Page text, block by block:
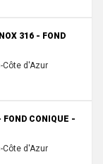
316 - FOND
Côte d'Azur
FOND CONIQUE -
Côte d'Azur